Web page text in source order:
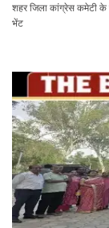
शहर जिला कांग्रेस कमेटी के
भेंट